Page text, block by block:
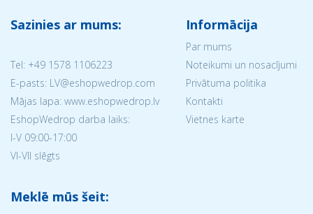
Sazinies ar mums:
Tel: +49 1578 1106223
E-pasts: LV@eshopwedrop.com
Mājas lapa: www.eshopwedrop.lv
EshopWedrop darba laiks:
I-V 09:00-17:00
VI-VII slēgts
Informācija
Par mums
Noteikumi un nosacījumi
Privātuma politika
Kontakti
Vietnes karte
Meklē mūs šeit: